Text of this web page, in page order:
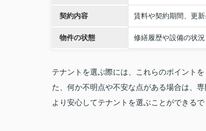
契約内容 賃料や契約期間、更
物件の状態 修繕履歴や設備の状況
テナントを選ぶ際には、これらのポイント
た、何か不明点や不安な点がある場合は、
より安心してテナントを選ぶことができるで